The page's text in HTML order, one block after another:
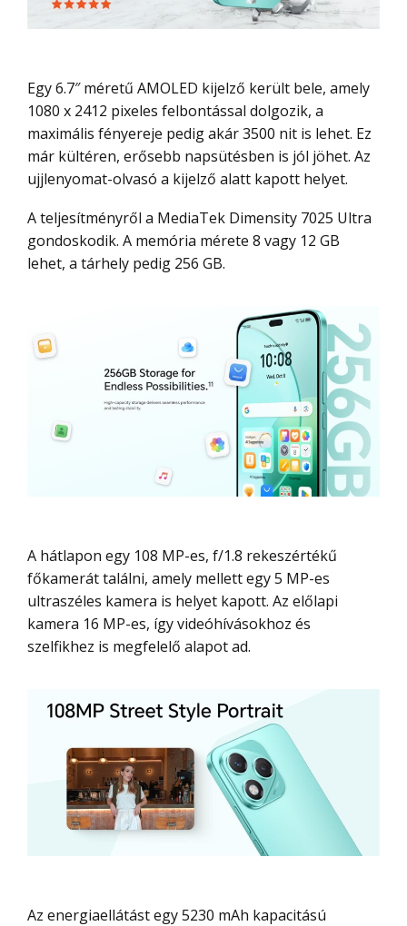
Egy 6.7″ méretű AMOLED kijelző került bele, amely
1080 x 2412 pixeles felbontással dolgozik, a
maximális fényereje pedig akár 3500 nit is lehet. Ez
már kültéren, erősebb napsütésben is jól jöhet. Az
ujjlenyomat-olvasó a kijelző alatt kapott helyet.
A teljesítményről a MediaTek Dimensity 7025 Ultra
gondoskodik. A memória mérete 8 vagy 12 GB
lehet, a tárhely pedig 256 GB.
A hátlapon egy 108 MP-es, f/1.8 rekeszértékű
főkamerát találni, amely mellett egy 5 MP-es
ultraszéles kamera is helyet kapott. Az előlapi
kamera 16 MP-es, így videóhívásokhoz és
szelfikhez is megfelelő alapot ad.
Az energiaellátást egy 5230 mAh kapacitású